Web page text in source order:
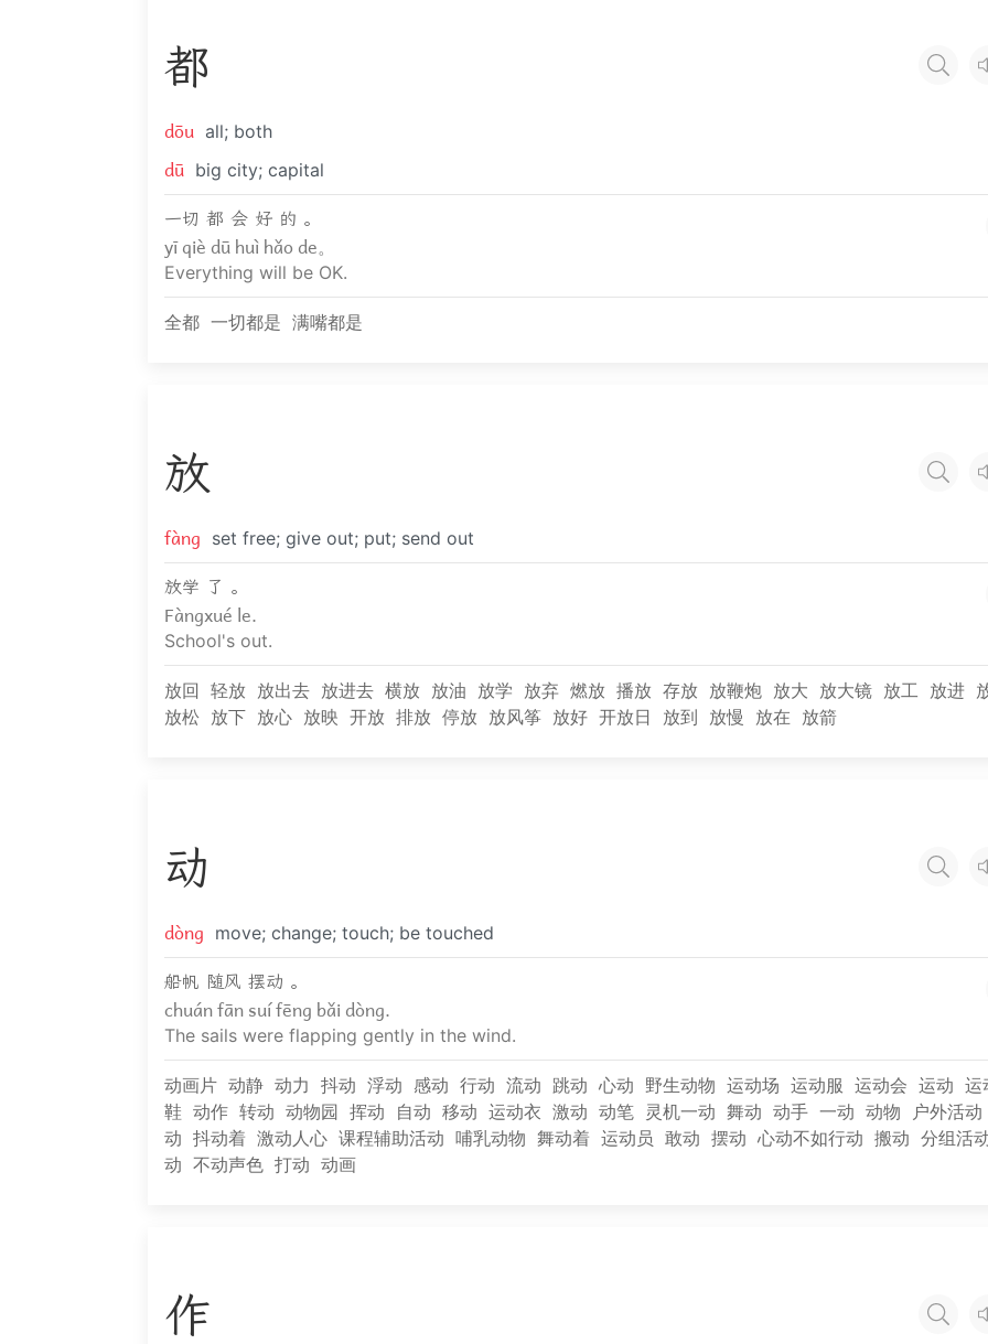
都
dōu all; both
dū big city; capital
一切 都 会 好 的 。
yī qiè dū huì hǎo de。
Everything will be OK.
全都 一切都是 满嘴都是
放
fàng set free; give out; put; send out
放学 了 。
Fàngxué le.
School's out.
放回 轻放 放出去 放进去 横放 放油 放学 放弃 燃放 播放 存放 放鞭炮 放大 放大镜 放工 放进
放松 放下 放心 放映 开放 排放 停放 放风筝 放好 开放日 放到 放慢 放在 放箭
动
dòng move; change; touch; be touched
船帆 随风 摆动 。
chuán fān suí fēng bǎi dòng.
The sails were flapping gently in the wind.
动画片 动静 动力 抖动 浮动 感动 行动 流动 跳动 心动 野生动物 运动场 运动服 运动会 运动 运
鞋 动作 转动 动物园 挥动 自动 移动 运动衣 激动 动笔 灵机一动 舞动 动手 一动 动物
户外活动
动 抖动着 激动人心 课程辅助活动 哺乳动物 舞动着 运动员 敢动 摆动 心动不如行动 搬动 分组活
动 不动声色 打动 动画
作